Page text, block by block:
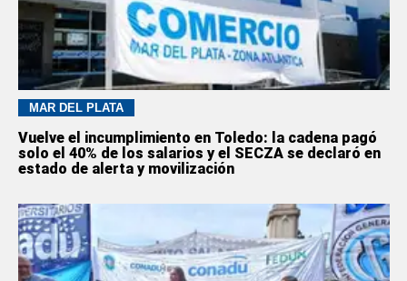
MAR DEL PLATA
Vuelve el incumplimiento en Toledo: la cadena pagó
solo el 40% de los salarios y el SECZA se declaró en
estado de alerta y movilización